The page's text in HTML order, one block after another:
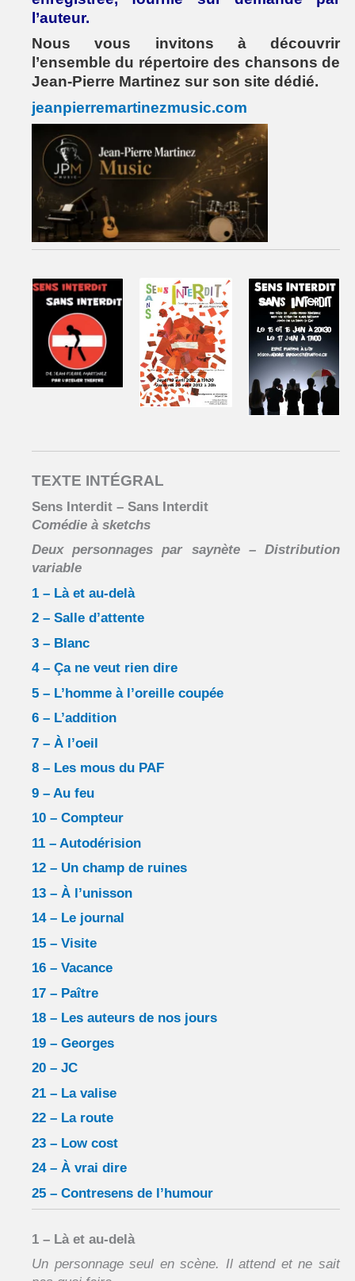
l’auteur.
Nous vous invitons à découvrir
l’ensemble du répertoire des chansons de
Jean-Pierre Martinez sur son site dédié.
jeanpierremartinezmusic.com
TEXTE INTÉGRAL
Sens Interdit – Sans Interdit
Comédie à sketchs
Deux personnages par saynète – Distribution
variable
1 – Là et au-delà
2 – Salle d’attente
3 – Blanc
4 – Ça ne veut rien dire
5 – L’homme à l’oreille coupée
6 – L’addition
7 – À l’oeil
8 – Les mous du PAF
9 – Au feu
10 – Compteur
11 – Autodérision
12 – Un champ de ruines
13 – À l’unisson
14 – Le journal
15 – Visite
16 – Vacance
17 – Paître
18 – Les auteurs de nos jours
19 – Georges
20 – JC
21 – La valise
22 – La route
23 – Low cost
24 – À vrai dire
25 – Contresens de l’humour
1 – Là et au-delà
Un personnage seul en scène. Il attend et ne sait